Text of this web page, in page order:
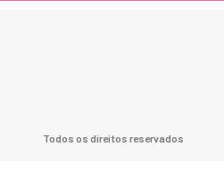
Todos os direitos reservados